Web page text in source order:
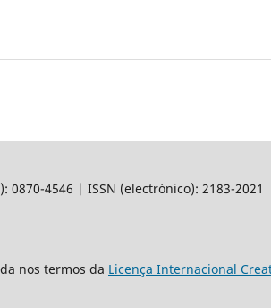
0870-4546 | ISSN (electrónico): 2183-2021
nos termos da Licença Internacional